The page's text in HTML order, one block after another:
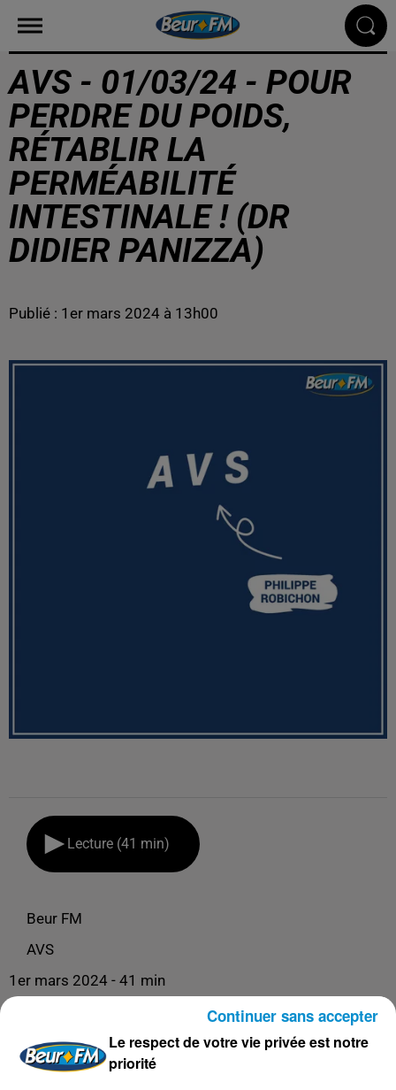
AVS - 01/03/24 - POUR
PERDRE DU POIDS,
RÉTABLIR LA
PERMÉABILITÉ
INTESTINALE ! (DR
DIDIER PANIZZA)
Publié : 1er mars 2024 à 13h00
Lecture (41 min)
Beur FM
AVS
1er mars 2024 - 41 min
AVS - 01/03/24 - POUR PERDRE DU POIDS,
RÉTABLIR LA PERMÉABILITÉ INTESTINALE !
(DR DIDIER PANIZZA)Le respect de votre vie privée est notre
priorité
Continuer sans accepter